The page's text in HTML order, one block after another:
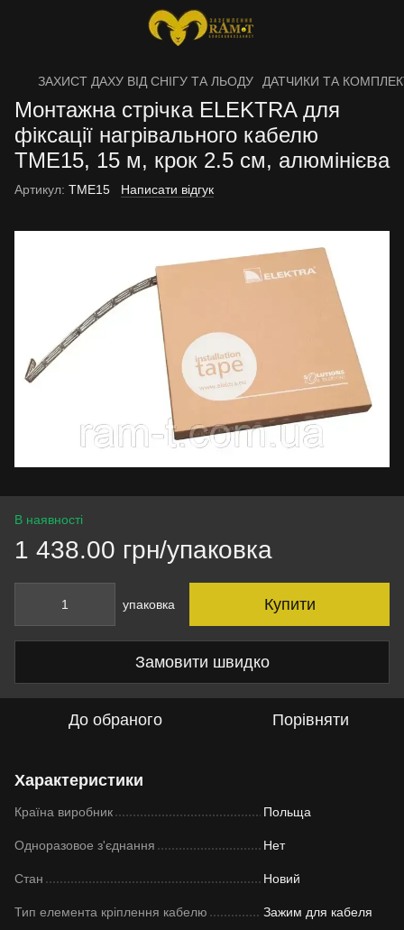
ЗАХИСТ ДАХУ ВІД СНІГУ ТА ЛЬОДУ ДАТЧИКИ ТА
Монтажна стрічка ELEKTRA для
фіксації нагрівального кабелю
TME15, 15 м, крок 2.5 см, алюмінієва
Артикул: TME15 Написати відгук
В наявності
1 438.00 грн/упаковка
упаковка Купити
Замовити швидко
До обраного Порівняти
Характеристики
Країна виробник Польща
Одноразовое з'єднання Нет
Стан Новий
Тип елемента кріплення кабелю Зажим для кабеля